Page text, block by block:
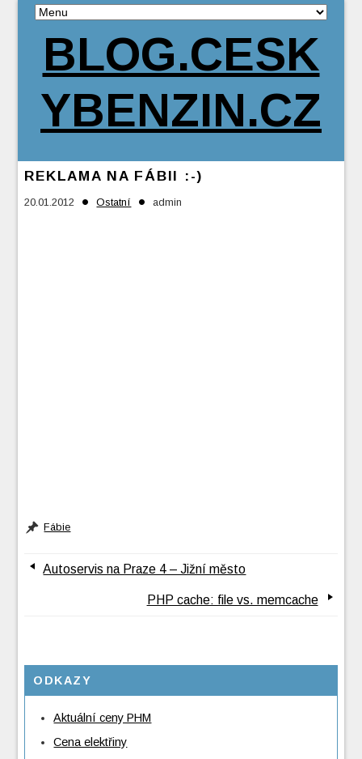
BLOG.CESK
YBENZIN.CZ
REKLAMA NA FÁBII :-)
20.01.2012 • Ostatní • admin
Fábie
Autoservis na Praze 4 – Jižní město
PHP cache: file vs. memcache
ODKAZY
Aktuální ceny PHM
Cena elektřiny